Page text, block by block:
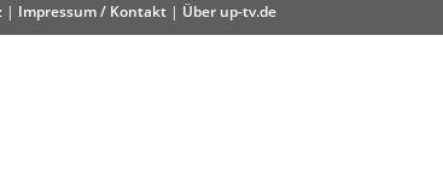
| Impressum / Kontakt | Über up-tv.de